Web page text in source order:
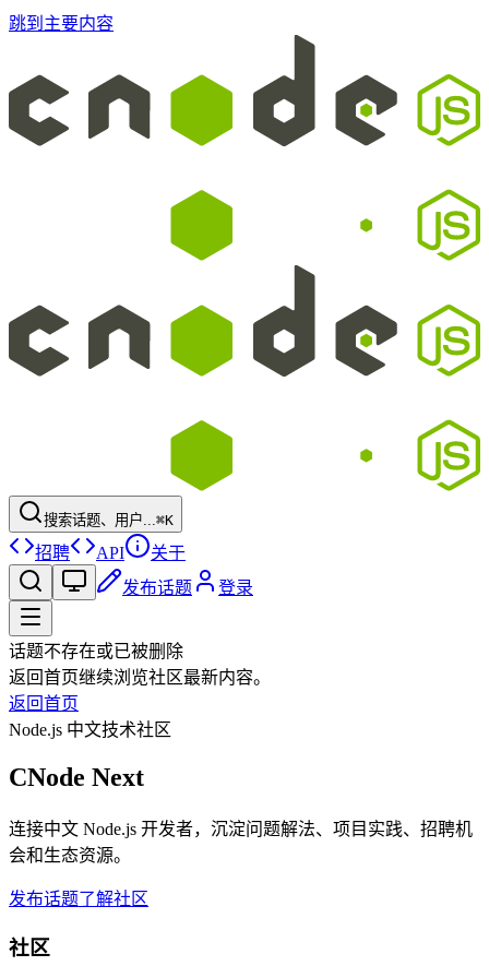
跳到主要内容
搜索话题、用户...⌘K
招聘 API
关于
发布话题
登录
话题不存在或已被删除
返回首页继续浏览社区最新内容。
返回首页
Node.js 中文技术社区
CNode Next
连接中文 Node.js 开发者，沉淀问题解法、项目实践、招聘机
会和生态资源。
发布话题了解社区
社区